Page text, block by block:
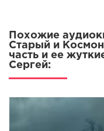
Похожие
Старый и
часть и ее
Сергей: